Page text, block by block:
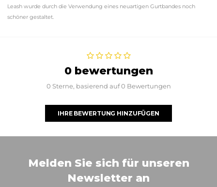
Leash wurde durch die Verwendung eines neuartigen Gurtbandes noch
schöner gestaltet.
0 bewertungen
0 Sterne, basierend auf 0 Bewertungen
IHRE BEWERTUNG HINZUFÜGEN
Melden Sie sich für unseren
Newsletter an